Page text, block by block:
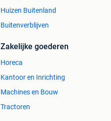
Huizen Buitenland
Buitenverblijven
Zakelijke goederen
Horeca
Kantoor en Inrichting
Machines en Bouw
Tractoren